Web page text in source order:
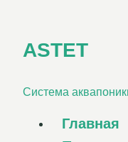
содержанию
ASTET
Система
Главная